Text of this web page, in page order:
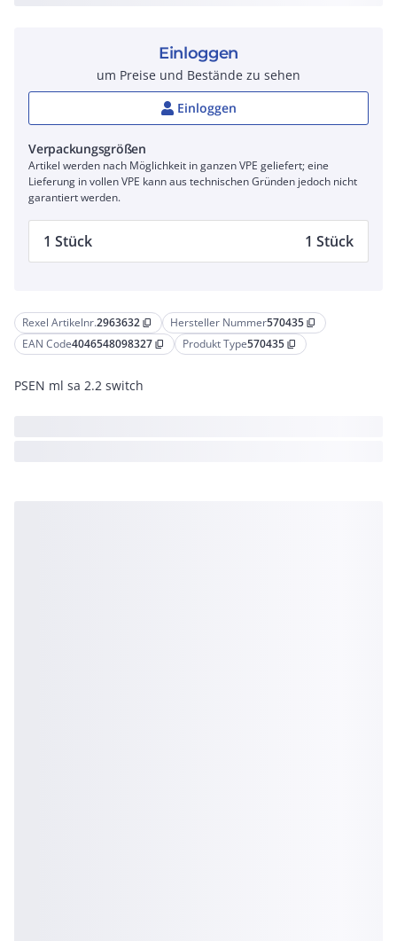
Rexel Artikelnr.2963632 content_copy Hersteller Nummer570435 content_copy
EAN Code4046548098327 content_copy Produkt Type570435 content_copy
PSEN ml sa 2.2 switch
Einloggen
um Preise und Bestände zu sehen
Einloggen
Verpackungsgrößen
Artikel werden nach Möglichkeit in ganzen VPE geliefert; eine
Lieferung in vollen VPE kann aus technischen Gründen jedoch nicht
garantiert werden.
1 Stück 1 Stück